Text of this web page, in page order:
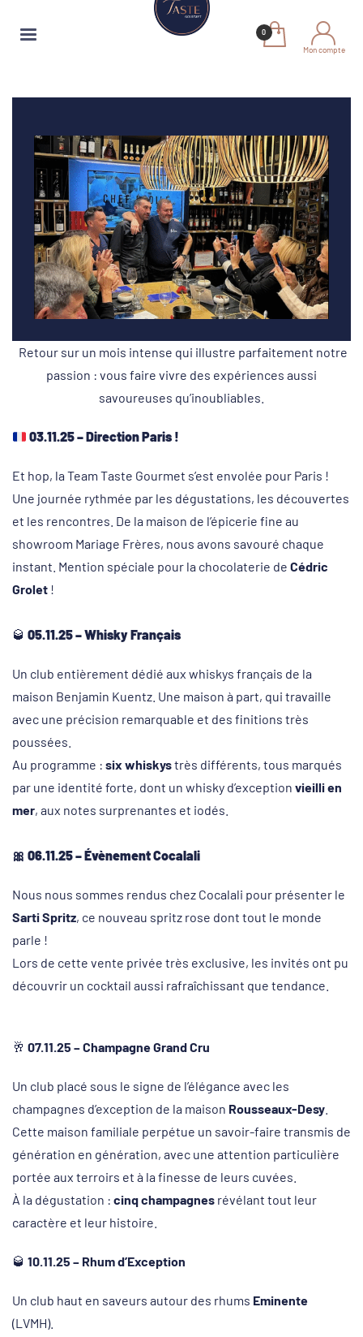
Mon compte
Retour sur un mois intense qui illustre parfaitement notre
passion : vous faire vivre des expériences aussi
savoureuses qu’inoubliables.
03.11.25 – Direction Paris !
Et hop, la Team Taste Gourmet s’est envolée pour Paris !
Une journée rythmée par les dégustations, les découvertes
et les rencontres. De la maison de l’épicerie fine au
showroom Mariage Frères, nous avons savouré chaque
instant. Mention spéciale pour la chocolaterie de Cédric
Grolet !
🥃 05.11.25 – Whisky Français
Un club entièrement dédié aux whiskys français de la
maison Benjamin Kuentz. Une maison à part, qui travaille
avec une précision remarquable et des finitions très
poussées.
Au programme : six whiskystrès différents, tous marqués
par une identité forte, dont un whisky d’exception vieilli en
mer, aux notes surprenantes et iodés.
🎀 06.11.25 – Évènement Cocalali
Nous nous sommes rendus chez Cocalali pour présenter le
Sarti Spritz, ce nouveau spritz rose dont tout le monde
parle !
Lors de cette vente privée très exclusive, les invités ont pu
découvrir un cocktail aussi rafraîchissant que tendance.
🥂 07.11.25 – Champagne Grand Cru
Un club placé sous le signe de l’élégance avec les
champagnes d’exception de la maison Rousseaux-Desy
Cette maison familiale perpétue un savoir-faire transmis de
génération en génération, avec une attention particulière
portée aux terroirs et à la finesse de leurs cuvées.
À la dégustation : cinq champagnes révélant tout leur
caractère et leur histoire.
🥃 10.11.25 – Rhum d’Exception
Un club haut en saveurs autour des rhums Eminente
(LVMH).